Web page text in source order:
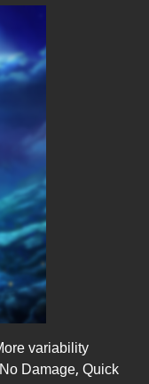
variability
Damage, Quick